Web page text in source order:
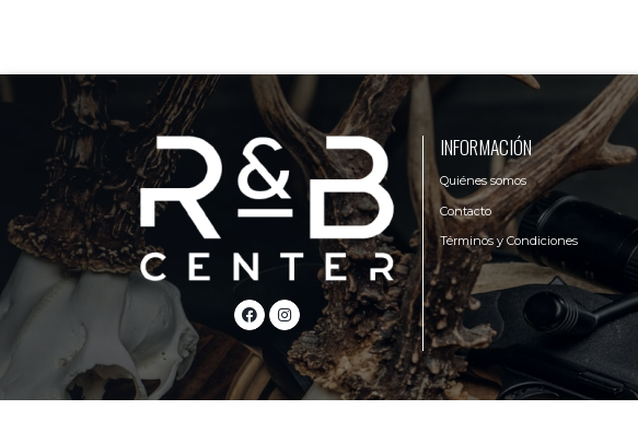
INFORMACIÓN
Quiénes somos
Contacto
Términos y Condiciones